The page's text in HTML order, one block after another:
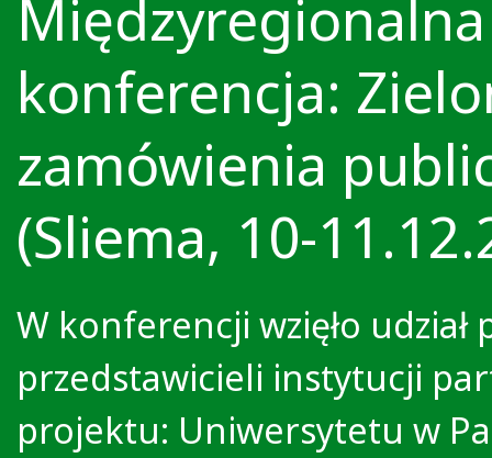
Międzyregionalna
konferencja:
zamówienia
(Sliema, 10-
W konferencji wzięło udział
przedstawicieli instytucji
projektu: Uniwersytetu w